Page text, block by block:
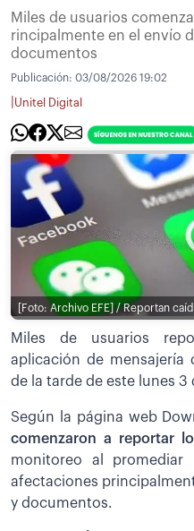
Miles de usuarios
rincipalmente en el envío
documentos
Publicación: 03/08/2026 19:02
Unitel Digital
[Foto: Archivo EFE] / Reportan
Miles de usuarios
aplicación de mensajería
de la tarde de este lunes 3
Según la página web
comenzaron a reportar
monitoreo al promediar
afectaciones
y documentos.